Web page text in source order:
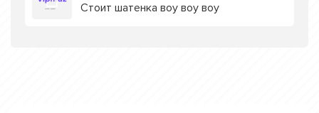
Стоит шатенка воу воу воу